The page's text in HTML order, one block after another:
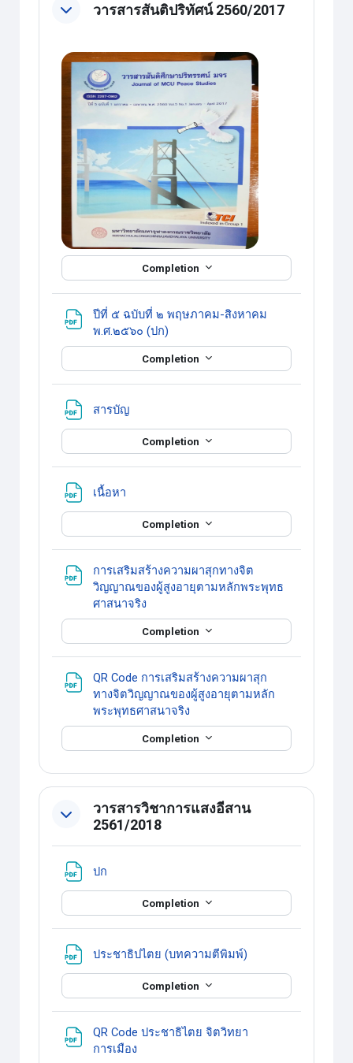
วารสารสันติปริทัศน์ 2560/2017
Completion
ปีที่ ๕ ฉบับที่ ๒ พฤษภาคม-สิงหาคม
พ.ศ.๒๕๖๐ (ปก)
Completion
สารบัญ
Completion
เนื้อหา
Completion
การเสริมสร้างความผาสุกทางจิต
วิญญาณของผู้สูงอายุตามหลักพระพุทธ
ศาสนาจริง
Completion
QR Code การเสริมสร้างความผาสุก
ทางจิตวิญญาณของผู้สูงอายุตามหลัก
พระพุทธศาสนาจริง
Completion
วารสารวิชาการแสงอีสาน
2561/2018
ปก
Completion
ประชาธิปไตย (บทความตีพิมพ์)
Completion
QR Code ประชาธิไตย จิตวิทยา
การเมือง